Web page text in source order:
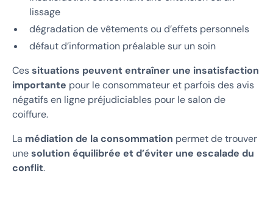
lissage
dégradation de vêtements ou d’effets personnels
défaut d’information préalable sur un soin
Cessituations peuvent entraîner une insatisfaction
importante pour le consommateur et parfois des avis
négatifs en ligne préjudiciables pour le salon de
coiffure.
La médiation de la consommation permet de trouver
unesolution équilibrée et d’éviter une escalade du
conflit.